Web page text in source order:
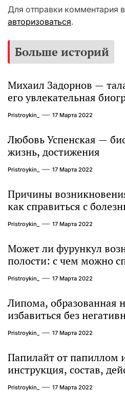
Для отправки комментария
авторизоваться.
Больше историй
Михаил Задорнов —
его увлекательная
выдающиеся
интересные факты из
Pristroykin_ 17 Марта 2022
Любовь Успенская —
жизнь, достижения
Pristroykin_ 17 Марта 2022
Причины
как справиться с
Pristroykin_ 17 Марта 2022
Может ли фурункул
полости: с чем можно
Pristroykin_ 17 Марта 2022
Липома, образованная
избавиться без
Pristroykin_ 17 Марта 2022
Папилайт от папиллом
инструкция, состав,
Pristroykin_ 17 Марта 2022